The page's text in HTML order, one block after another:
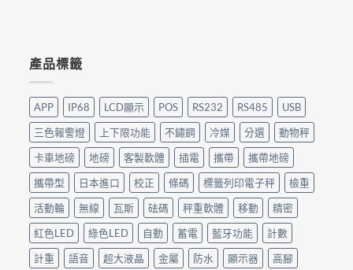
產品標籤
APP IP68 LCD顯示 POS RS232 RS485
USB
三色報警燈
上下限功能 不鏽鋼 冷媒 分選
動物秤
卡車地磅
地磅 客製軟體 插電 攜帶
攜帶地磅
攜帶型
日本進口 校正 條碼 標籤列印電子秤
檢重
活動輪
無線 瓦斯 砝碼 秤重軟體 移動
精密
紅色LED
綠色LED 自動 蓄電 藍牙功能
計數
計重
語音 超大液晶 金屬 防水 顯示器 高腳